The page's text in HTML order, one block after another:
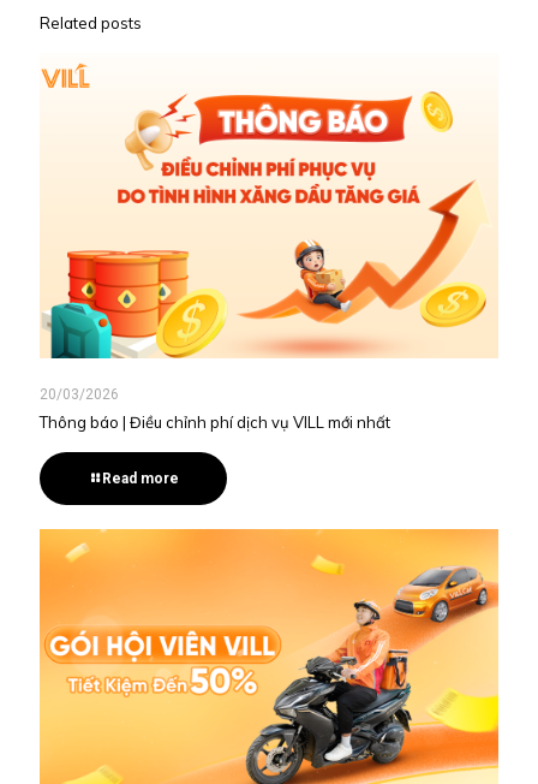
Related posts
20/03/2026
Thông báo | Điều chỉnh phí dịch vụ VILL mới nhất
Read more